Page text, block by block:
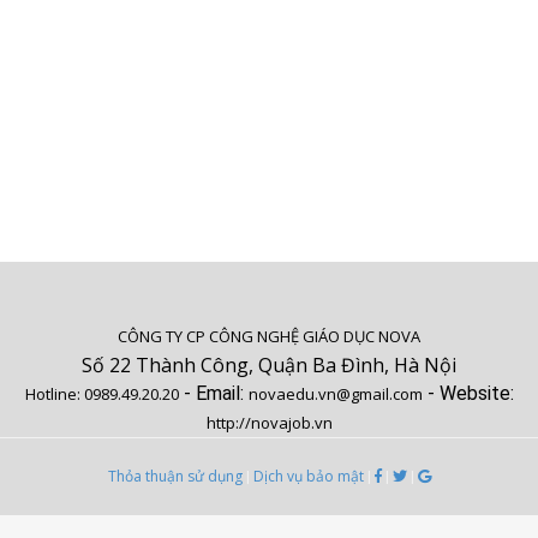
Quảng Bình Quảng Nam
Quảng Trị Sóc Trăng
Sơn La Tây Ninh
Thái Nguyên
Trà Vinh
CÔNG TY CP CÔNG NGHỆ GIÁO DỤC NOVA
Số 22 Thành Công, Quận Ba Đình, Hà Nội
Hotline: 0989.49.20.20- Email: novaedu.vn@gmail.com - Website:
http://novajob.vn
Thỏa thuận sử dụng| Dịch vụ bảo mật| | |